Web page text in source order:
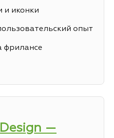
и иконки
опыт
фрилансе
—